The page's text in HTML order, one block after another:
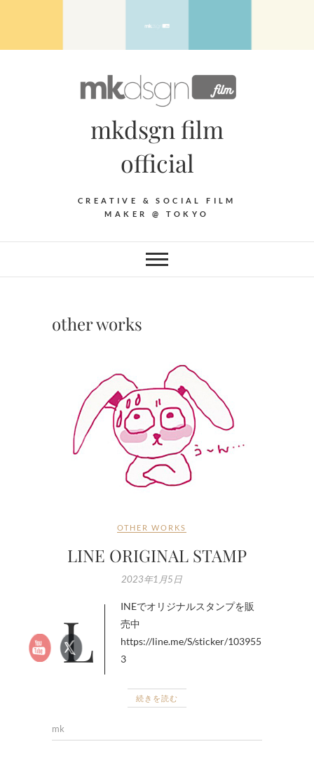
mkdsgn film
official
CREATIVE & SOCIAL FILM
MAKER @ TOKYO
other works
OTHER WORKS
LINE ORIGINAL STAMP
2023年1月5日
LINEでオリジナルスタンプを販
売中
https://line.me/S/sticker/103955
3
続きを読む
mk